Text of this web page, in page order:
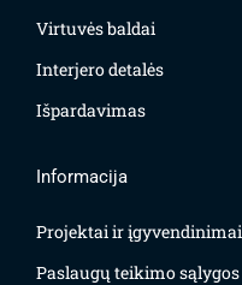
Virtuvės baldai
Interjero detalės
Išpardavimas
Informacija
Projektai ir įgyvendinimai
Paslaugų teikimo sąlygos